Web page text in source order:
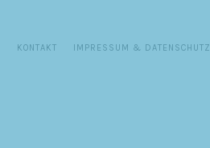
KONTAKT IMPRESSUM & DATENSCHUTZ